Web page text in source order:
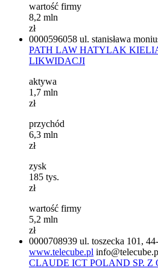
wartość firmy
8,2 mln
zł
0000596058 ul. stanisława
PATH LAW HATYLAK
LIKWIDACJI
aktywa
1,7 mln
zł
przychód
6,3 mln
zł
zysk
185 tys.
zł
wartość firmy
5,2 mln
zł
0000708939 ul. toszecka 101,
www.telecube.pl
CLAUDE ICT POLAND SP. Z